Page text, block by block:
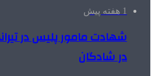
1 هفته پیش
شهادت مامور پلیس در
در شادگان